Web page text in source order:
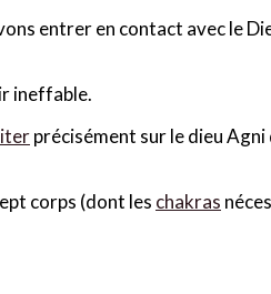
entrer en contact avec le
ineffable.
précisément sur le dieu Agni
corps (dont les chakras